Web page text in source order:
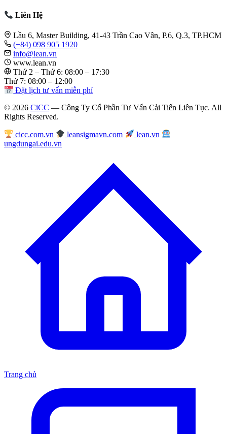
Liên Hệ
Lầu 6, Master Building, 41-43 Trần Cao Vân, P.6, Q.3, TP.HCM
(+84) 098 905 1920
info@lean.vn
www.lean.vn
Thứ 2 – Thứ 6: 08:00 – 17:30
Thứ 7: 08:00 – 12:00
Đặt lịch tư vấn miễn phí
© 2026 CiCC — Công Ty Cổ Phần Tư Vấn Cải Tiến Liên Tục. All
Rights Reserved.
cicc.com.vn leansigmavn.com
lean.vn
ungdungai.edu.vn
Trang chủ